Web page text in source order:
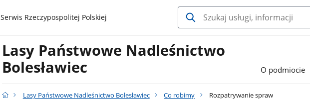
gov.pl
Serwis Rzeczypospolitej Polskiej
Lasy Państwowe Nadleśnictwo
Bolesławiec
O podmiocie
Lasy Państwowe Nadleśnictwo Bolesławiec Co robimy Rozpatrywanie spraw